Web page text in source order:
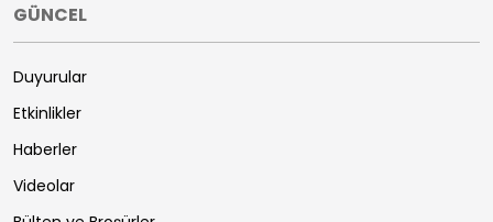
GÜNCEL
Duyurular
Etkinlikler
Haberler
Videolar